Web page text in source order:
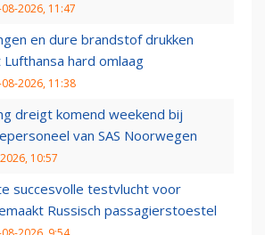
2026, 11:47
en dure brandstof drukken
hard omlaag
2026, 11:38
dreigt komend weekend bij
van SAS Noorwegen
10:57
succesvolle testvlucht voor
Russisch passagierstoestel